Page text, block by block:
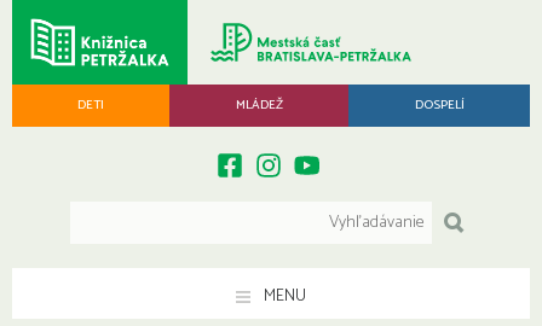
DETI MLÁDEŽ DOSPELÍ
MENU